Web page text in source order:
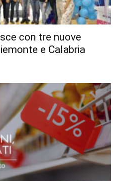
con tre nuove
e Calabria